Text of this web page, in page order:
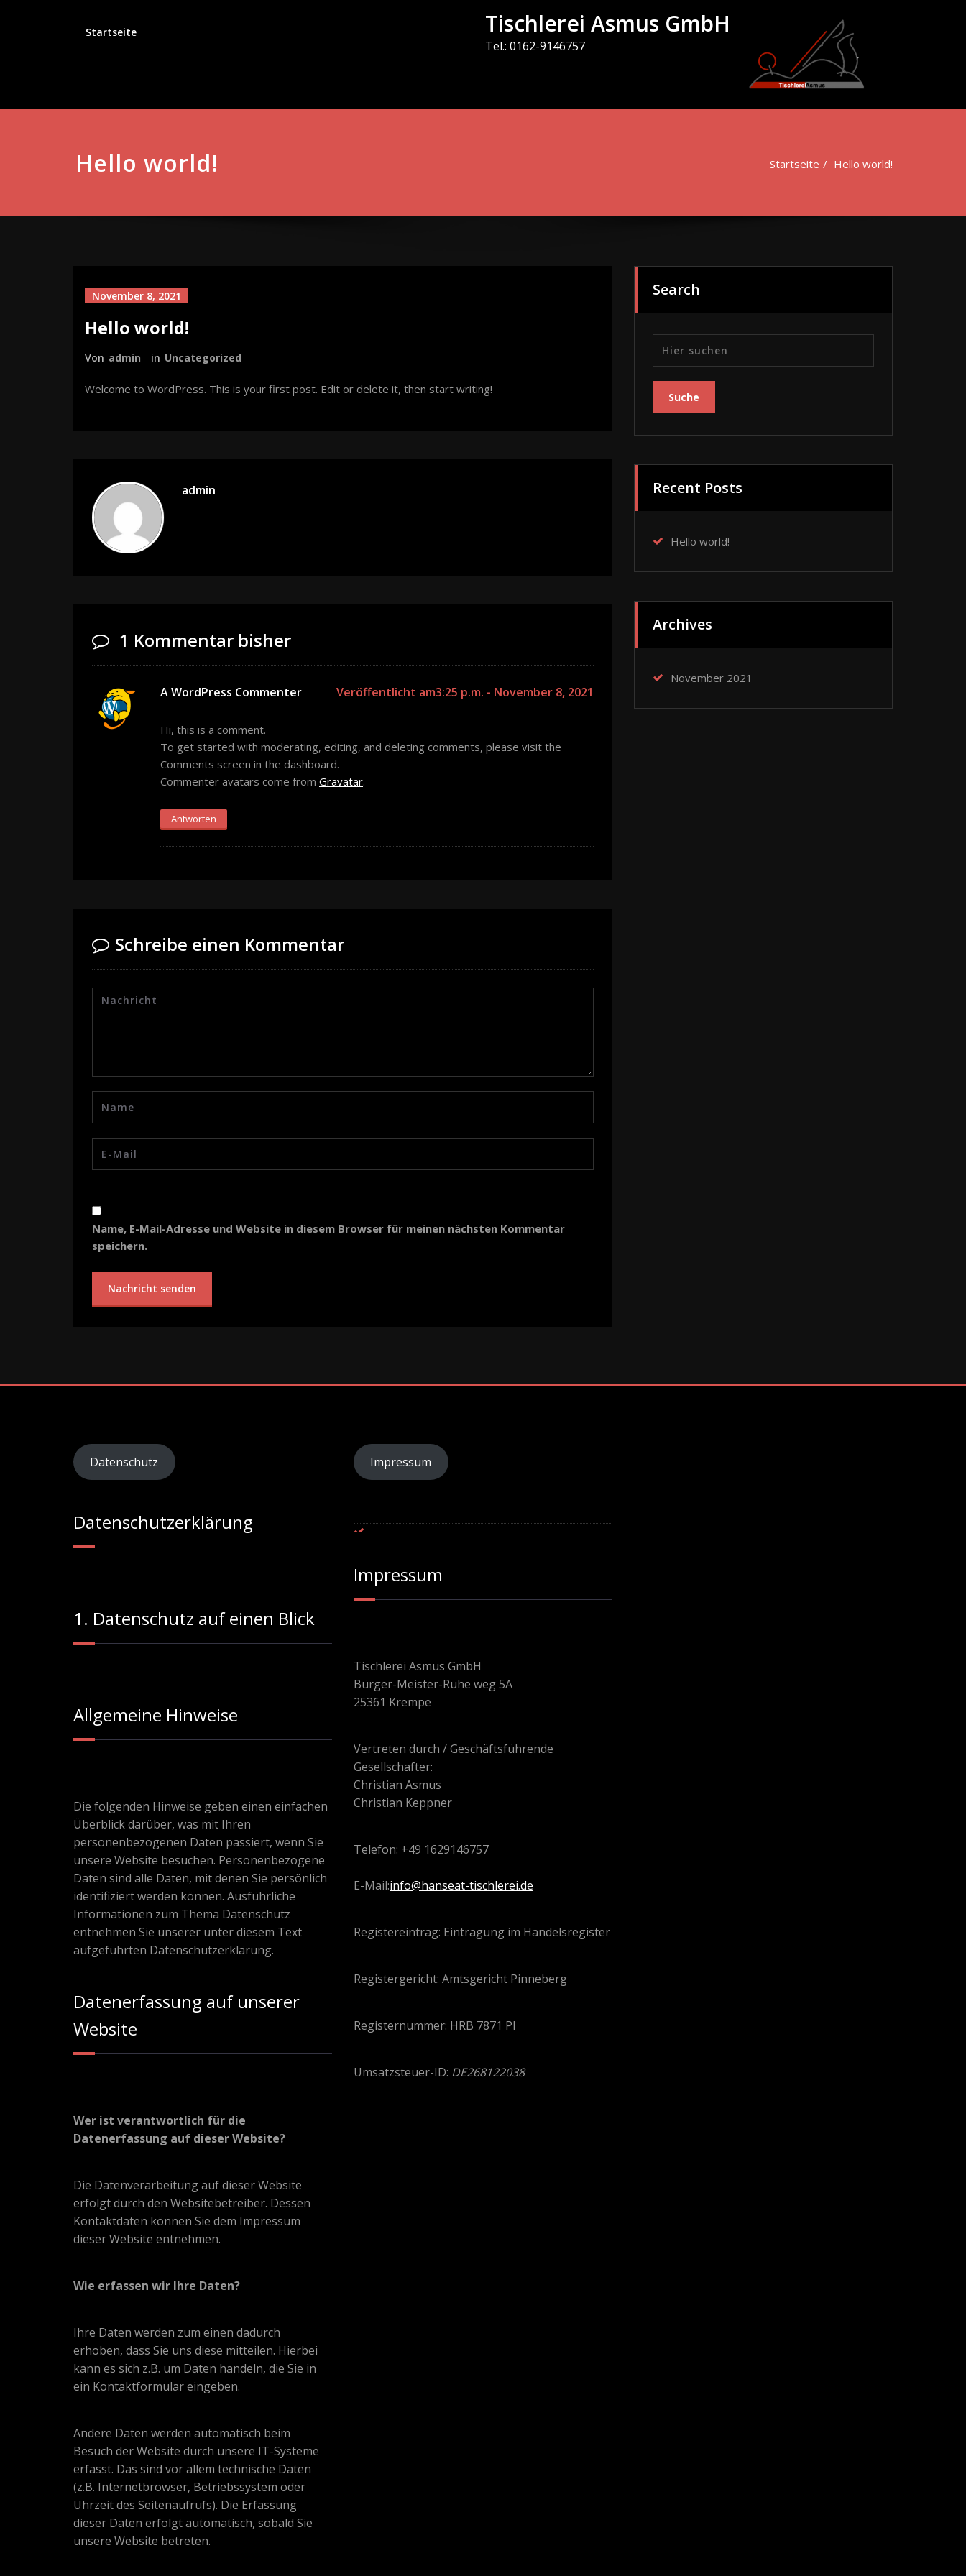
Tischlerei Asmus GmbH
Tel.: 0162-9146757
Startseite
Hello world! Startseite Hello world!
November 8, 2021
Hello world!
Von admin in Uncategorized
Welcome to WordPress. This is your first post. Edit or delete it, then start writing!
admin
1 Kommentar bisher
A WordPress Commenter Veröffentlicht am3:25 p.m. - November 8, 2021
Hi, this is a comment.
To get started with moderating, editing, and deleting comments, please visit the
Comments screen in the dashboard.
Commenter avatars come from Gravatar.
Antworten
Schreibe einen Kommentar
Name, E-Mail-Adresse und Website in diesem Browser für meinen nächsten Kommentar
speichern.
Search
Recent Posts
Hello world!
Archives
November 2021
Datenschutz
Datenschutzerklärung
1. Datenschutz auf einen Blick
Allgemeine Hinweise
Die folgenden Hinweise geben einen einfachen
Überblick darüber, was mit Ihren
personenbezogenen Daten passiert, wenn Sie
unsere Website besuchen. Personenbezogene
Daten sind alle Daten, mit denen Sie persönlich
identifiziert werden können. Ausführliche
Informationen zum Thema Datenschutz
entnehmen Sie unserer unter diesem Text
aufgeführten Datenschutzerklärung.
Datenerfassung auf unserer
Website
Wer ist verantwortlich für die
Datenerfassung auf dieser Website?
Die Datenverarbeitung auf dieser Website
erfolgt durch den Websitebetreiber. Dessen
Kontaktdaten können Sie dem Impressum
dieser Website entnehmen.
Wie erfassen wir Ihre Daten?
Ihre Daten werden zum einen dadurch
erhoben, dass Sie uns diese mitteilen. Hierbei
kann es sich z.B. um Daten handeln, die Sie in
ein Kontaktformular eingeben.
Andere Daten werden automatisch beim
Besuch der Website durch unsere IT-Systeme
erfasst. Das sind vor allem technische Daten
(z.B. Internetbrowser, Betriebssystem oder
Uhrzeit des Seitenaufrufs). Die Erfassung
dieser Daten erfolgt automatisch, sobald Sie
unsere Website betreten.
Impressum
Impressum
Tischlerei Asmus GmbH
Bürger-Meister-Ruhe weg 5A
25361 Krempe
Vertreten durch / Geschäftsführende
Gesellschafter:
Christian Asmus
Christian Keppner
Telefon: +49 1629146757
E-Mail:info@hanseat-tischlerei.de
Registereintrag: Eintragung im Handelsregister
Registergericht: Amtsgericht Pinneberg
Registernummer: HRB 7871 PI
Umsatzsteuer-ID: DE268122038